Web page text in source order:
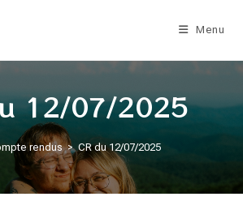
Menu
12/07/2025
rendus > CR du 12/07/2025